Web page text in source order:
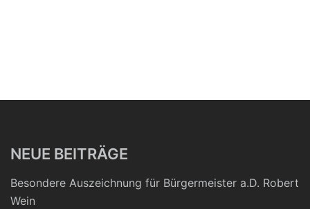
NEUE BEITRÄGE
Besondere Auszeichnung für Bürgermeister a.D. Robert
Wein